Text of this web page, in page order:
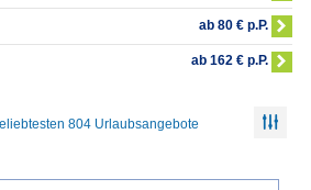
ab 80 € p.P.
ab 162 € p.P.
804 Urlaubsangebote